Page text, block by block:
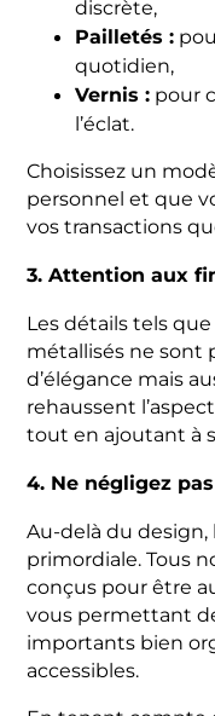
discrète,
Pailletés :
quotidien,
Vernis : pour
l’éclat.
Choisissez un
personnel et que
vos transactions
3. Attention aux
Les détails tels
métallisés ne sont
d’élégance mais
rehaussent
tout en ajoutant à
4. Ne négligez
Au-delà du
primordiale. Tous
conçus pour être
vous permettant
importants bien
accessibles.